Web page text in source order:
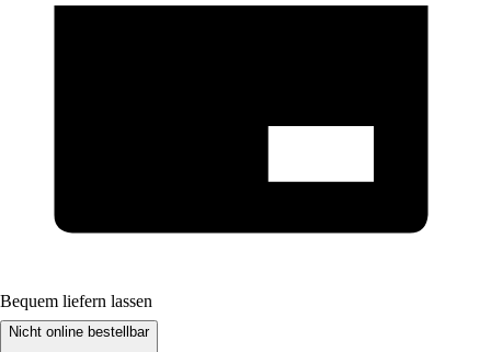
Bequem liefern lassen
Nicht online bestellbar